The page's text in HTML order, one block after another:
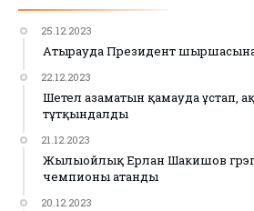
25.12.2023
Атырауда Президент
22.12.2023
Шетел азаматын қамауда ұстап,
тұтқындалды
21.12.2023
Жылыойлық Ерлан Шакишов
чемпионы атанды
20.12.2023